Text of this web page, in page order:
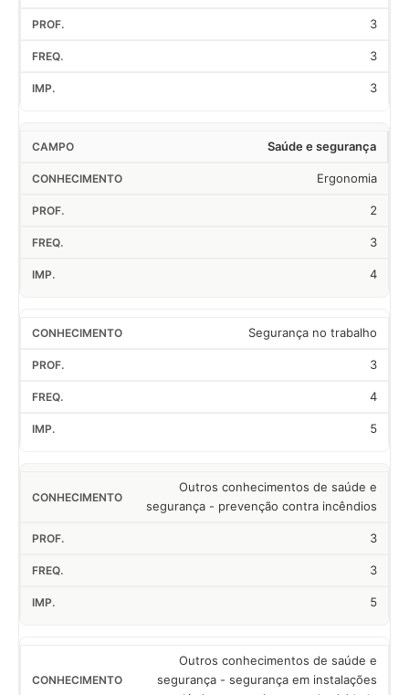
3
3
3
Saúde e segurança
Ergonomia
2
3
4
Segurança no trabalho
3
4
5
Outros conhecimentos de saúde e
segurança - prevenção contra incêndios
3
3
5
Outros conhecimentos de saúde e
segurança - segurança em instalações